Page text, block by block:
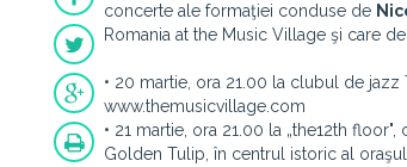
concerte ale formaţiei conduse de
Romania at the Music Village şi care
• 20 martie, ora 21.00 la clubul de
www.themusicvillage.com
• 21 martie, ora 21.00 la „the12th
Golden Tulip, în centrul istoric al